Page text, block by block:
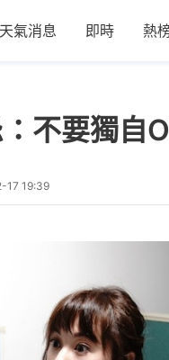
天氣消息 即時 熱
不要獨
17 19:39